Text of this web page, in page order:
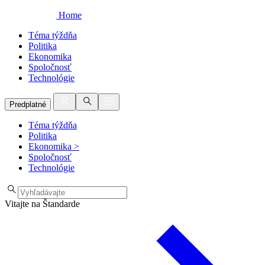
Home
Téma týždňa
Politika
Ekonomika
Spoločnosť
Technológie
Predplatné
Téma týždňa
Politika
Ekonomika >
Spoločnosť
Technológie
Vitajte na Štandarde